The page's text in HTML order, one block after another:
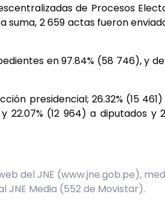
de Procesos
suma, 2 659 actas fueron
en 97.84% (58 746), y
presidencial; 26.32% (15
(12 964) a diputados y
del JNE (www.jne.gob.pe),
JNE Media (552 de Movistar).